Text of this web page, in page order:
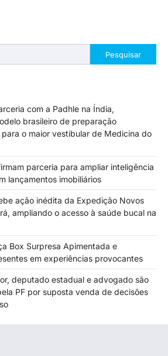
Pesquisar
com a Padhle na Índia,
brasileiro de preparação
o maior vestibular de Medicina do
parceria para ampliar inteligência
lançamentos imobiliários
ação inédita da Expedição Novos
ampliando o acesso à saúde bucal na
Box Surpresa Apimentada e
em experiências provocantes
deputado estadual e advogado são
PF por suposta venda de decisões